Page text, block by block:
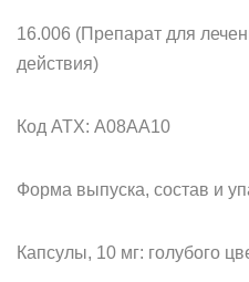
16.006 (Препарат для
действия)
Код ATX: А08АА10
Форма выпуска, состав и
Капсулы, 10 мг: голубого